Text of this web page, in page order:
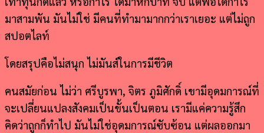
มาสามพัน มันไม่ใช่ มีคนที่ทำมามากกว่าเราเยอะ แต่ไม่ถูก
สปอตไลท์
โดยสรุปคือไม่สนุก ไม่มันส์ในการมีชีวิต
คนสมัยก่อน ไม่ว่า ศรีบูรพา, จิตร ภูมิศักดิ์ เขามีอุดมการณ์ที่
จะเปลี่ยนแปลงสังคมเป็นขั้นเป็นตอน เรามีแค่ความรู้สึก
คิดว่าถูกก็ทำไป มันไม่ใช่อุดมการณ์ซับซ้อน แต่ผลออกมา